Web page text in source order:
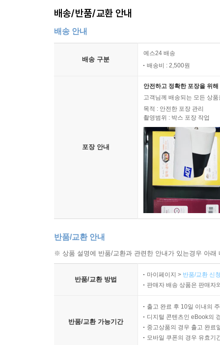
배송/반품/교환 안내
배송 안내
배송 구분
예스24 배송
배송비 : 2,500원
포장 안내
안전하고 정확한 포장을 위
고객님께 배송되는 모든 상
목적 : 안전한 포장 관리
촬영범위 : 박스 포장 작업
반품/교환 안내
※ 상품 설명에 반품/교환과 관련한 안내가 있는경우 아
반품/교환 방법
마이페이지 > 반품/교환 신
판매자 배송 상품은 판매자
반품/교환 가능기간
출고 완료 후 10일 이내의
디지털 콘텐츠인 eBook의
중고상품의 경우 출고 완료
모바일 쿠폰의 경우 유효기